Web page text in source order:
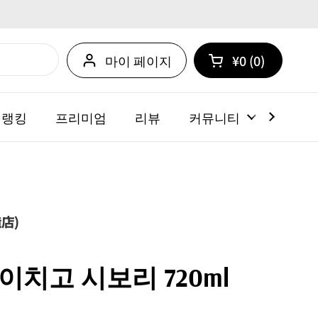
마이 페이지 카트 열기
쇼핑 카트 총계:
¥0 0
카트 내에 제품
킹 프리미엄 리뷰 커뮤니티
)
치고 시보리 720ml